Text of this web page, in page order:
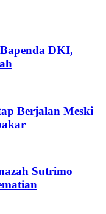
DKI,
Berjalan Meski
Sutrimo